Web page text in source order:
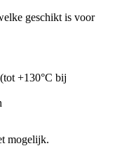
geschikt is voor
+130°C bij
mogelijk.